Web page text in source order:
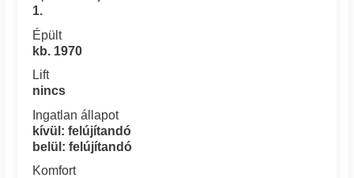
1.
Épült
kb. 1970
Lift
nincs
Ingatlan állapot
kívül: felújítandó
belül: felújítandó
Komfort